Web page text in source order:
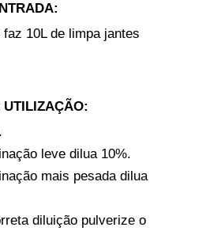
10L de limpa jantes
UTILIZAÇÃO:
leve dilua 10%.
mais pesada dilua
diluição pulverize o